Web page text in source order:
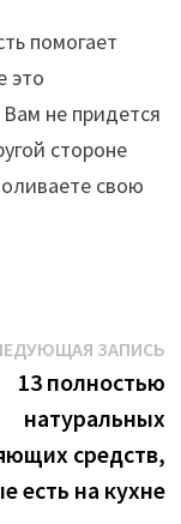
помогает
это
не придется
стороне
свою
ЗАПИСЬ
13 полностью
натуральных
средств,
есть на кухне